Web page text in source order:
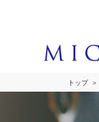
トップ